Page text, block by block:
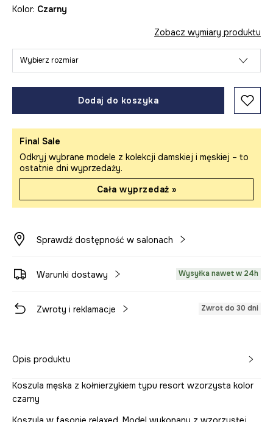
Kolor: czarny
Zobacz wymiary produktu
Wybierz rozmiar
Dodaj do koszyka
Final Sale
Odkryj wybrane modele z kolekcji damskiej i męskiej – to
ostatnie dni wyprzedaży.
Cała wyprzedaż »
Sprawdź dostępność w salonach
Warunki dostawy Wysyłka nawet w 24h
Zwroty i reklamacje Zwrot do 30 dni
Opis produktu
Koszula męska z kołnierzykiem typu resort wzorzysta kolor
czarny